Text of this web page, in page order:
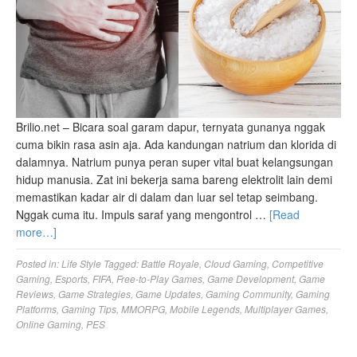
Brilio.net – Bicara soal garam dapur, ternyata gunanya nggak
cuma bikin rasa asin aja. Ada kandungan natrium dan klorida di
dalamnya. Natrium punya peran super vital buat kelangsungan
hidup manusia. Zat ini bekerja sama bareng elektrolit lain demi
memastikan kadar air di dalam dan luar sel tetap seimbang.
Nggak cuma itu. Impuls saraf yang mengontrol … [Read
more…]
Posted in:Life Style Tagged:Battle Royale Cloud Gaming Competitive
Gaming Esports FIFA Free-to-Play Games Game Development, Game
Reviews Game Strategies Game Updates Gaming Community, Gaming
Platforms Gaming Tips MMORPG Mobile Legends Multiplayer Games
Online Gaming PES